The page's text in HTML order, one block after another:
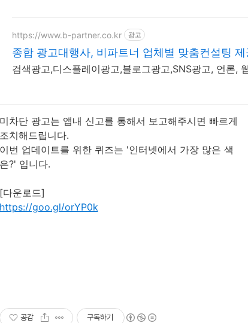
https://www.b-partner.co.kr 광고
종합 광고대행사, 비파트너 업체별 맞춤컨설팅 제
검색광고,디스플레이광고,블로그광고,SNS광고, 언론,
차단 광고는 앱내 신고를 통해서 보고해주시면 빠르게
치해드립니다.
번 업데이트를 위한 퀴즈는 '인터넷에서 가장 많은 색
?' 입니다.
운로드]
goo.gl/orYP0k
공감 구독하기